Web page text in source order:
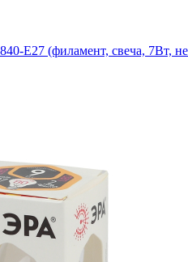
E27 (филамент, свеча, 7Вт,